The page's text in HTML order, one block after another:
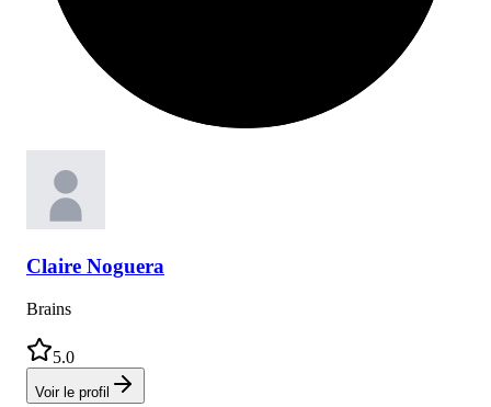
Claire Noguera
Brains
5.0
Voir le profil